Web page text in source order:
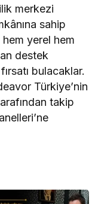
merkezi
sahip
yerel hem
destek
bulacaklar.
Türkiye’nin
takip